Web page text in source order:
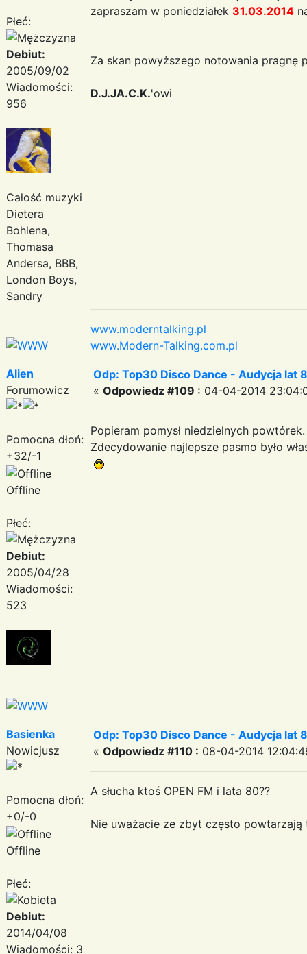
Płeć:
Debiut:
2005/09/02
Wiadomości:
956
Całość muzyki
Dietera
Bohlena,
Thomasa
Andersa, BBB,
London Boys,
Sandry
zapraszam w poniedziałek 31.03.2014
Za skan powyższego notowania pragnę
D.J.JA.C.K.'owi
www.moderntalking.pl
www.Modern-Talking.com.pl
Alien
Forumowicz
Pomocna dłoń:
+32/-1
Offline
Płeć:
Debiut:
2005/04/28
Wiadomości:
523
Odp: Top30 Disco Dance - Audycja lat
« Odpowiedz #109 : 04-04-2014
Popieram pomysł niedzielnych powtórek.
Zdecydowanie najlepsze pasmo było
Basienka
Nowicjusz
Pomocna dłoń:
+0/-0
Offline
Płeć:
Debiut:
2014/04/08
Wiadomości: 3
Odp: Top30 Disco Dance - Audycja lat
« Odpowiedz #110 : 08-04-2014
A słucha ktoś OPEN FM i lata 80??
Nie uważacie ze zbyt często powtarzają